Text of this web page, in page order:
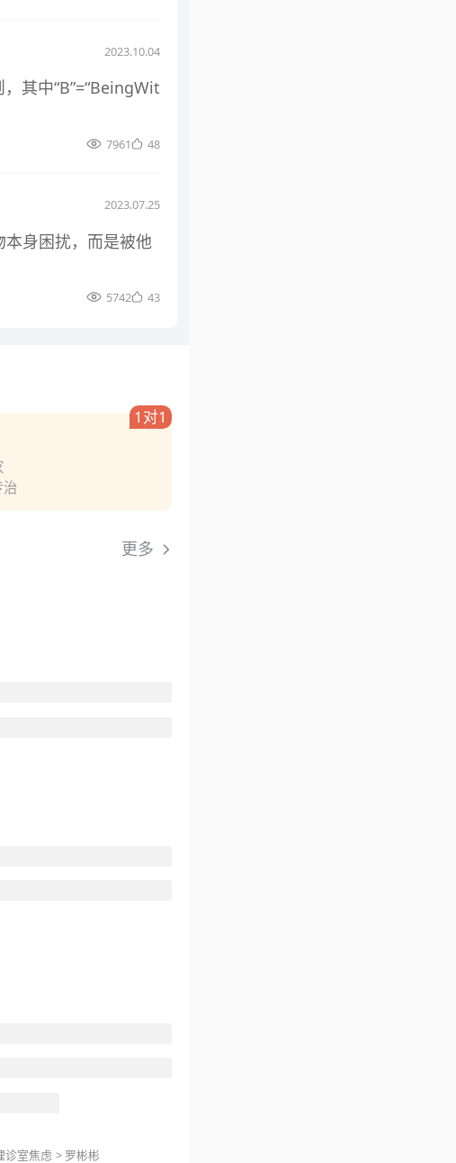
2023.10.04
其中“B”=“BeingWit
7961 48
2023.07.25
身困扰，而是被他
5742 43
1对1
更多
诊室焦虑 > 罗彬彬